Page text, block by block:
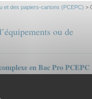
et des papiers‐cartons (PCEPC) >
ou de
en Bac Pro PCEPC
24 nov
Auteur(s):